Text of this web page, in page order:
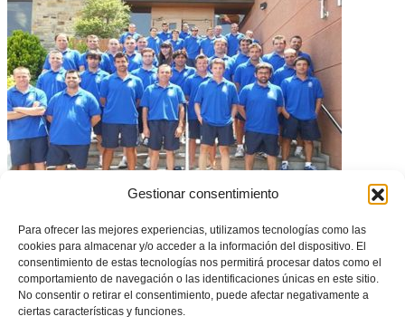
Gestionar consentimiento
Para ofrecer las mejores experiencias, utilizamos tecnologías como las
cookies para almacenar y/o acceder a la información del dispositivo. El
consentimiento de estas tecnologías nos permitirá procesar datos como el
comportamiento de navegación o las identificaciones únicas en este sitio.
No consentir o retirar el consentimiento, puede afectar negativamente a
ciertas características y funciones.